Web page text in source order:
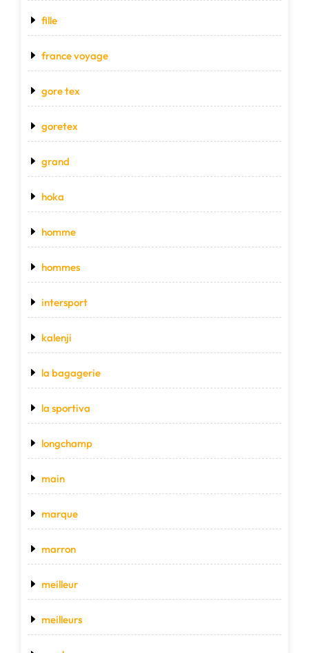
fille
france voyage
gore tex
goretex
grand
hoka
homme
hommes
intersport
kalenji
la bagagerie
la sportiva
longchamp
main
marque
marron
meilleur
meilleurs